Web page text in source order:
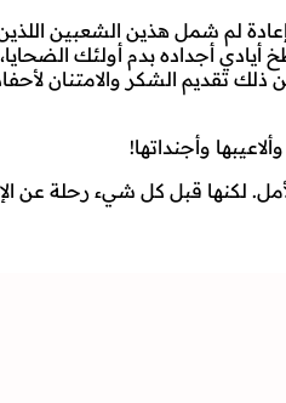
إعادة لم شمل هذين الشعبين
أجداده بدم أولئك
الشكر والامتنان لأحفاد
وأجنداتها!
لكنها قبل كل شيء رحلة عن